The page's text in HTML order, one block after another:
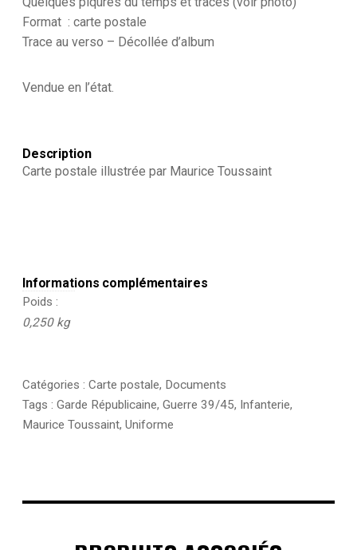
Format : carte postale
Trace au verso – Décollée d’album
Vendue en l’état.
Description
Carte postale illustrée par Maurice Toussaint
Informations complémentaires
Poids
0,250 kg
Catégories : Carte postale, Documents
Tags : Garde Républicaine, Guerre 39/45, Infanterie,
Maurice Toussaint, Uniforme